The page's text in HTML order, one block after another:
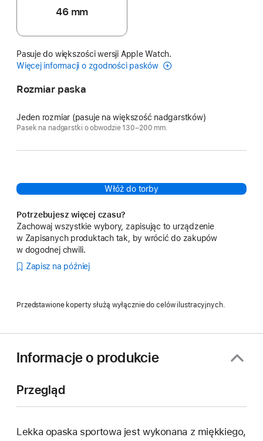
46 mm
Pasuje do większości wersji Apple Watch.
Więcej informacji o zgodności pasków
Rozmiar paska
Jeden rozmiar (pasuje na większość nadgarstków)
Pasek na nadgarstki o obwodzie 130–200 mm.
Włóż do torby
Potrzebujesz więcej czasu?
Zachowaj wszystkie wybory, zapisując to urządzenie
w Zapisanych produktach tak, by wrócić do zakupów
w dogodnej chwili.
Zapisz na później
Przedstawione koperty służą wyłącznie do celów ilustracyjnych.
Informacje o produkcie
Przegląd
Lekka opaska sportowa jest wykonana z miękkiego,